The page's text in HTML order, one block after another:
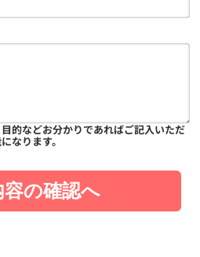
的などお分かりであればご記入いただ
なります。
容の確認へ